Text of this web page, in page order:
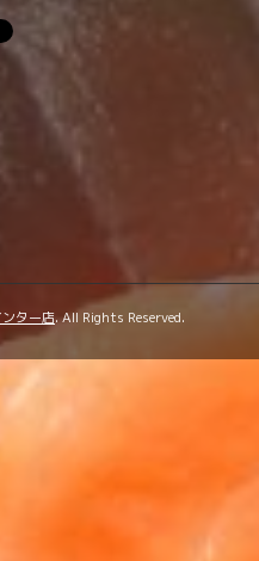
ター店. All Rights Reserved.